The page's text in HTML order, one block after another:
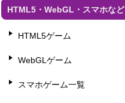
HTML5・WebGL・スマホなど
HTML5ゲーム
WebGLゲーム
スマホゲーム一覧